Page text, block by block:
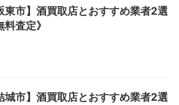
東市】酒買取店とおすすめ業者2選
料査定》
城市】酒買取店とおすすめ業者2選